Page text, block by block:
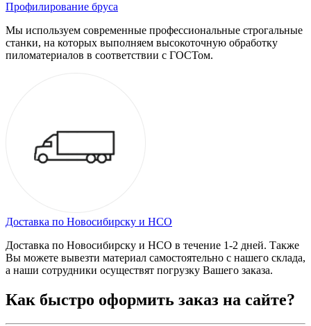
Профилирование бруса
Мы используем современные профессиональные строгальные
станки, на которых выполняем высокоточную обработку
пиломатериалов в соответствии с ГОСТом.
Доставка по Новосибирску и НСО
Доставка по Новосибирску и НСО в течение 1-2 дней. Также
Вы можете вывезти материал самостоятельно с нашего склада,
а наши сотрудники осуществят погрузку Вашего заказа.
Как быстро оформить заказ на сайте?